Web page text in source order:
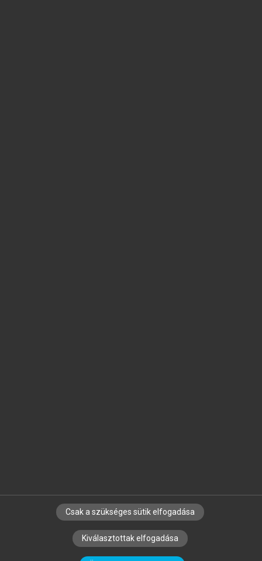
SZERZŐKNEK CÉGEKNEK KÖNYVTÁROSOKNAK
SZERKESZTÉSI ÉS LEKTORÁLÁSI ALAPELVEK
Csak a szükséges sütik elfogadása
Kiválasztottak elfogadása